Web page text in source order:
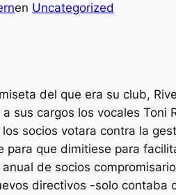
en Uncategorized
del que era su club,
sus cargos los vocales
socios votara contra la
para que dimitiese para
de socios
directivos -solo